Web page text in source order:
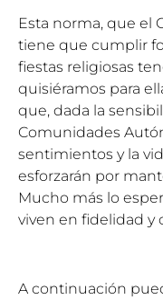
Esta norma, que el
tiene que cumplir
fiestas religiosas
quisiéramos para
que, dada la
Comunidades
sentimientos y la
esforzarán por
Mucho más lo
viven en fidelidad y
A continuación